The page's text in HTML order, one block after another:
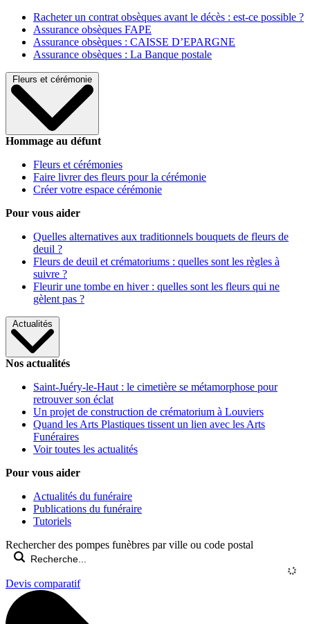
Racheter un contrat obsèques avant le décès : est-ce possible ?
Assurance obsèques FAPE
Assurance obsèques : CAISSE D’EPARGNE
Assurance obsèques : La Banque postale
Fleurs et cérémonie
Hommage au défunt
Fleurs et cérémonies
Faire livrer des fleurs pour la cérémonie
Créer votre espace cérémonie
Pour vous aider
Quelles alternatives aux traditionnels bouquets de fleurs de
deuil ?
Fleurs de deuil et crématoriums : quelles sont les règles à
suivre ?
Fleurir une tombe en hiver : quelles sont les fleurs qui ne
gèlent pas ?
Actualités
Nos actualités
Saint-Juéry-le-Haut : le cimetière se métamorphose pour
retrouver son éclat
Un projet de construction de crématorium à Louviers
Quand les Arts Plastiques tissent un lien avec les Arts
Funéraires
Voir toutes les actualités
Pour vous aider
Actualités du funéraire
Publications du funéraire
Tutoriels
Rechercher des pompes funèbres par ville ou code postal
Devis comparatif